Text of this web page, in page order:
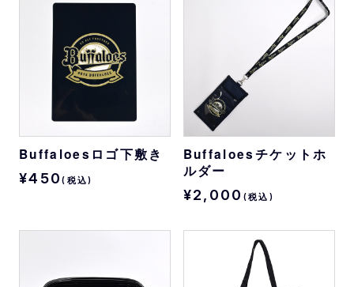
Buffaloesロゴ下敷き
¥450(税込)
Buffaloesチケットホ
ルダー
¥2,000 (税込)